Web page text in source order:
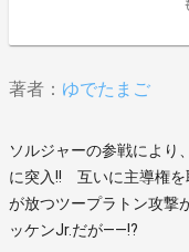
著者： ゆでたまご
ソルジャーの参戦により
に突入!! 互いに主導権を
が放つツープラトン攻
ッケンJr.だが――!?